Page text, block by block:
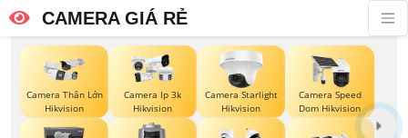
CAMERA GIÁ RẺ
Camera Thân Lớn
Hikvision
Camera Ip 3k
Hikvision
Camera Starlight
Hikvision
Camera Speed
Dom Hikvision